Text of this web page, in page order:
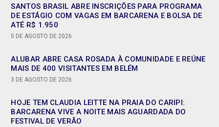
SANTOS BRASIL ABRE INSCRIÇÕES PARA PROGRAMA
DE ESTÁGIO COM VAGAS EM BARCARENA E BOLSA DE
ATÉ R$ 1.950
5 DE AGOSTO DE 2026
ALUBAR ABRE CASA ROSADA À COMUNIDADE E REÚNE
MAIS DE 400 VISITANTES EM BELÉM
3 DE AGOSTO DE 2026
HOJE TEM CLAUDIA LEITTE NA PRAIA DO CARIPI:
BARCARENA VIVE A NOITE MAIS AGUARDADA DO
FESTIVAL DE VERÃO